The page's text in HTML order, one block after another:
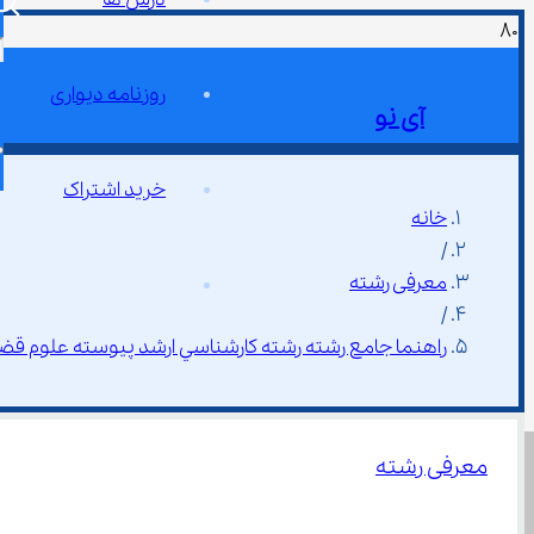
آی نو
روزنامه دیواری
خرید اشتراک
خانه
/
معرفی رشته
/
راهنما جامع رشته رشته ﻛﺎرﺷﻨﺎﺳﻲ ارﺷﺪ ﭘﻴﻮﺳﺘﻪ ﻋﻠﻮم
معرفی رشته